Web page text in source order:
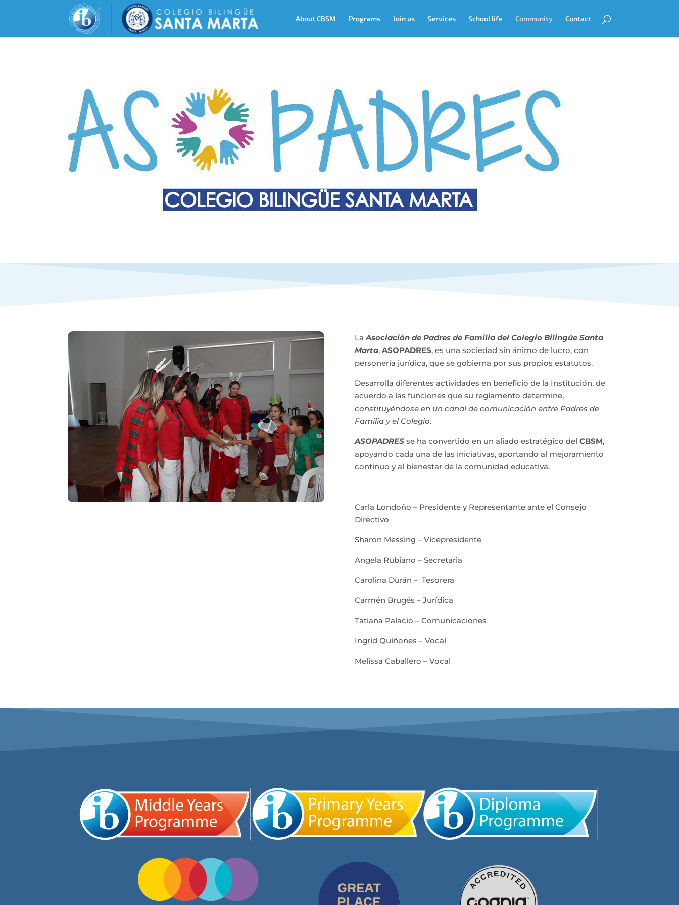
About CBSM Programs Join us Services School life Community Contact
La Asociación de Padres de Familia del Colegio Bilingüe Santa
Marta, ASOPADRES, es una sociedad sin ánimo de lucro, con
personería jurídica, que se gobierna por sus propios estatutos.
Desarrolla diferentes actividades en beneficio de la Institución, de
acuerdo a las funciones que su reglamento determine,
constituyéndose en un canal de comunicación entre Padres de
Familia y el Colegio.
ASOPADRESse ha convertido en un aliado estratégico del CBSM,
apoyando cada una de las iniciativas, aportando al mejoramiento
continuo y al bienestar de la comunidad educativa.
Carla Londoño – Presidente y Representante ante el Consejo
Directivo
Sharon Messing – Vicepresidente
Angela Rubiano – Secretaria
Carolina Durán – Tesorera
Carmén Brugés – Jurídica
Tatiana Palacio – Comunicaciones
Ingrid Quiñones – Vocal
Melissa Caballero – Vocal